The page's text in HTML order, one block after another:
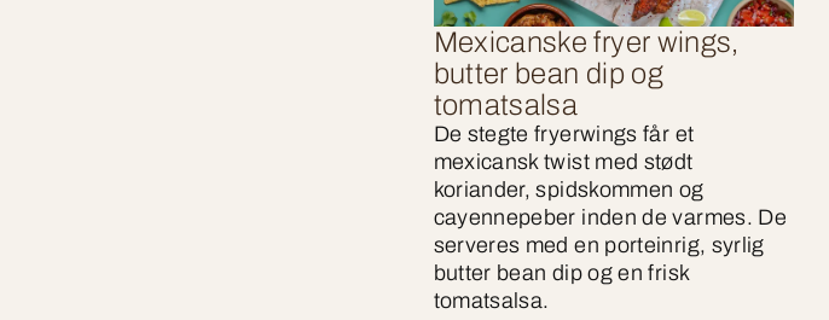
Mexicanske fryer wings,
butter bean dip og
tomatsalsa
De stegte fryerwings får et
mexicansk twist med stødt
koriander, spidskommen og
cayennepeber inden de varmes. De
serveres med en porteinrig, syrlig
butter bean dip og en frisk
tomatsalsa.